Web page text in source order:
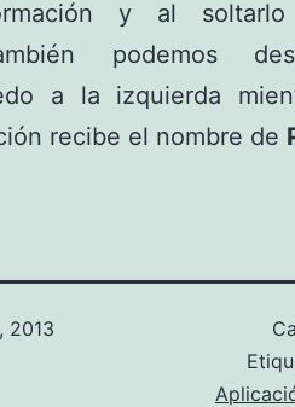
y al
podemos
a la izquierda
recibe el nombre de
2013